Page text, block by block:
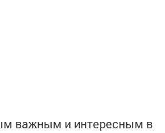
важным и интересным в